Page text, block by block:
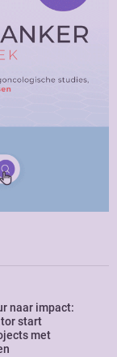
naar impact:
start
met